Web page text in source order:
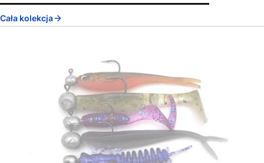
Cała kolekcja